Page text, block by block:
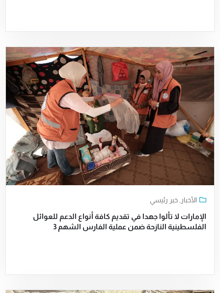
الأخبار ,خبر رئيسي
الإمارات لا تألوا جهدا في تقديم كافة أنواع الدعم للعوائل
الفلسطينية النازحة ضمن عملية الفارس الشهم 3